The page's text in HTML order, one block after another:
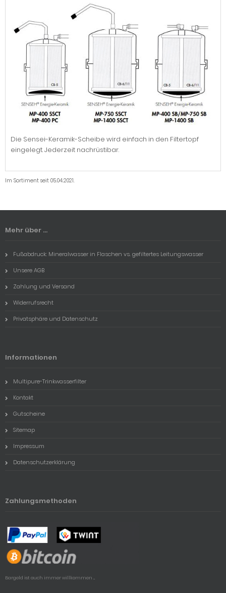
Die Sensei-Keramik-Scheibe wird einfach in den Filtertopf
eingelegt. Jederzeit nachrüstibar.
Im Sortiment seit 05.04.2021.
Mehr über ...
Fußabdruck: Mineralwasser in Flaschen vs. gefiltertes Leitungswasser
Unsere AGB
Zahlung und Versand
Widerrufsrecht
Privatsphäre und Datenschutz
Informationen
Multipure-Trinkwasserfilter
Kontakt
Gutscheine
Sitemap
Impressum
Datenschutzerklärung
Zahlungsmethoden
Bargeld ist auch immer willkommen ...